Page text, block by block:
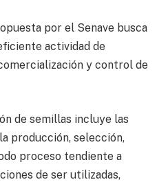
por el Senave busca
actividad de
y control de
de semillas incluye las
producción, selección,
proceso tendiente a
de ser utilizadas,